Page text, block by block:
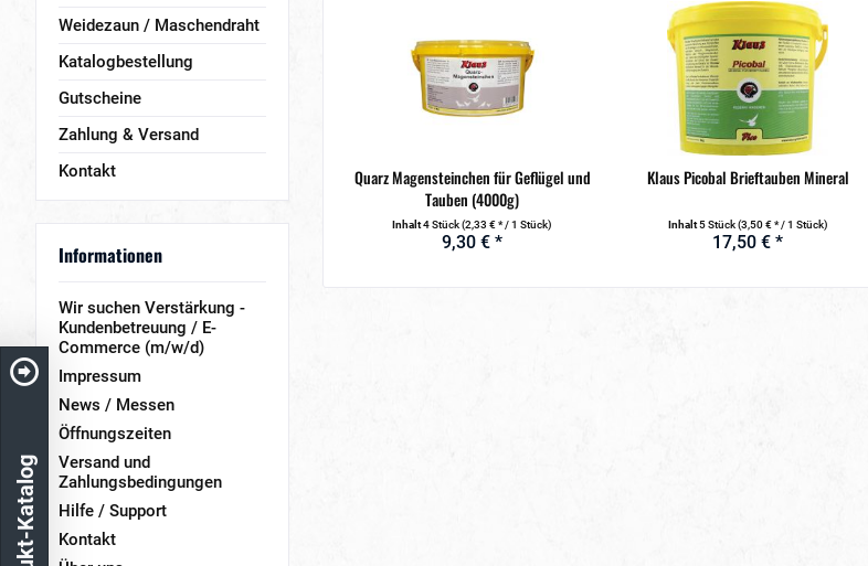
Weidezaun / Maschendraht
Katalogbestellung
Gutscheine
Zahlung & Versand
Kontakt
Informationen
Wir suchen Verstärkung -
Kundenbetreuung / E-
Commerce (m/w/d)
Impressum
News / Messen
Öffnungszeiten
Versand und
Zahlungsbedingungen
Hilfe / Support
Kontakt
Quarz Magensteinchen für Geflügel und
Tauben (4000g)
Inhalt4 Stück(2,33 € * / 1 Stück)
9,30 € *
Klaus Picobal Brieftauben Mineral
Inhalt5 Stück(3,50 € * / 1 Stück)
17,50 € *